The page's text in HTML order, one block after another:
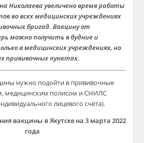
Николаева увеличено время работы
во всех медицинских учреждениях
бригад. Вакцину от
можно получить в будние и
в медицинских учреждениях, но
прививочных пунктах.
нужно подойти в прививочные
медицинским полисом и СНИЛС
лицевого счёта).
вакцины в Якутске на 3 марта 2022
года